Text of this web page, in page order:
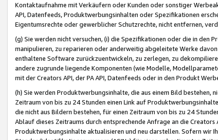
Kontaktaufnahme mit Verkäufern oder Kunden oder sonstiger
API, Datenfeeds, Produktwerbungsinhalten oder Spezifikationen
Eigentumsrechte oder gewerblicher Schutzrechte, nicht entfernen,
(g) Sie werden nicht versuchen, (i) die Spezifikationen oder die in
manipulieren, zu reparieren oder anderweitig abgeleitete Werke
enthaltene Software zurückzuentwickeln, zu zerlegen, zu
andere zugrunde liegende Komponenten (wie Modelle,
mit der Creators API, der PA API, Datenfeeds oder in den Produkt
(h) Sie werden Produktwerbungsinhalte, die aus einem Bild bestehen,
Zeitraum von bis zu 24 Stunden einen Link auf
die nicht aus Bildern bestehen, für einen Zeitraum von bis zu 24
Ablauf dieses Zeitraums durch entsprechende Anfrage an die
Produktwerbungsinhalte aktualisieren und neu darstellen. Sofern wir